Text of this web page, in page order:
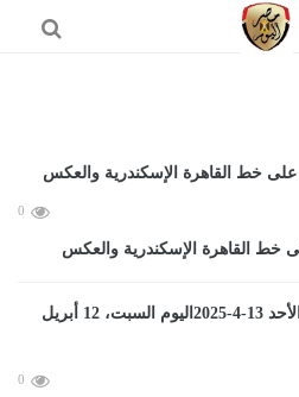
0
خط القاهرة الإسكندرية والعكس
0